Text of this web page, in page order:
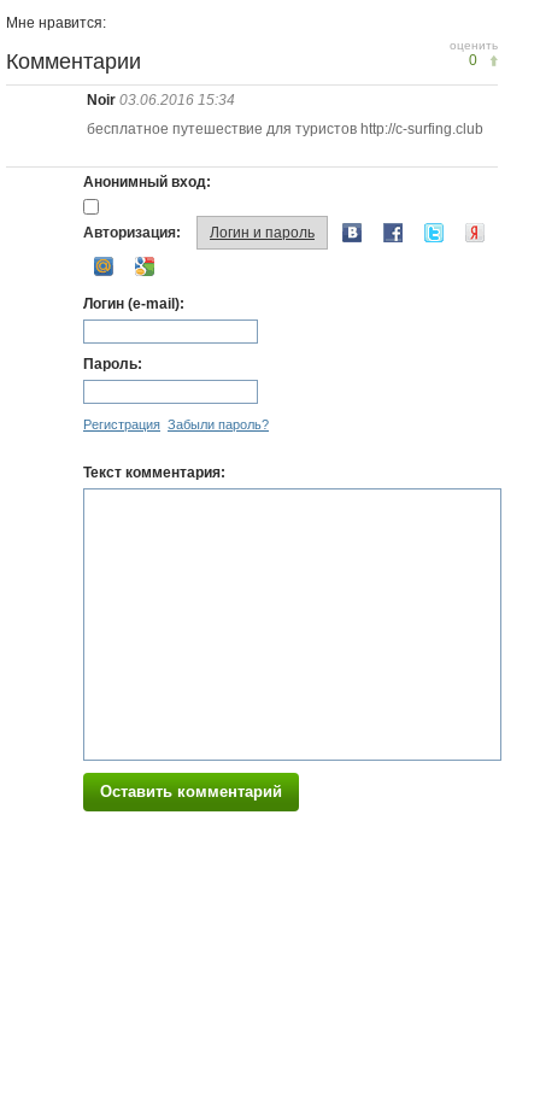
Мне нравится:
оценить
0
Комментарии
Noir 03.06.2016 15:34
бесплатное путешествие для туристов http://c-surfing.club
Анонимный вход:
Авторизация: Логин и пароль
Логин (e-mail):
Пароль:
Регистрация Забыли пароль?
Текст комментария:
Оставить комментарий